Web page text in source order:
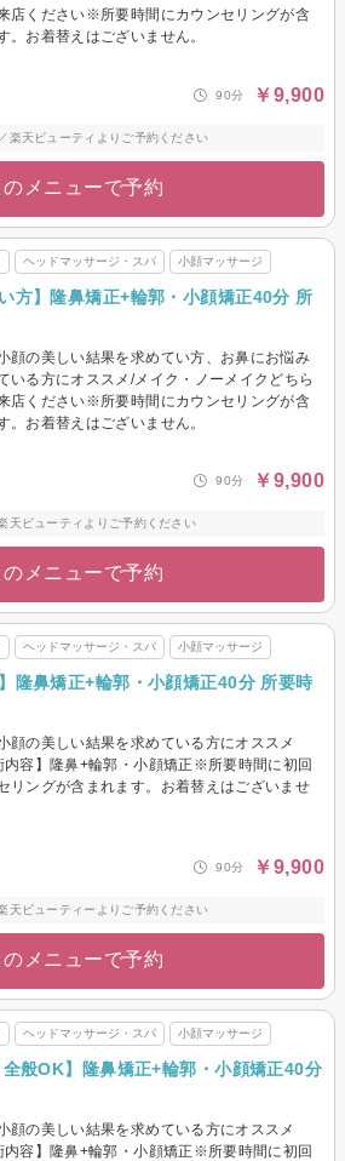
店ください※所要時間にカウンセリングが含
。お着替えはございません。
90分 ￥9,900
楽天ビューティよりご予約ください
のメニューで予約
ヘッドマッサージ・スパ 小顔マッサージ
方】隆鼻矯正+輪郭・小顔矯正40分 所
顔の美しい結果を求めてい方、お鼻にお悩み
いる方にオススメ/メイク・ノーメイクどちら
店ください※所要時間にカウンセリングが含
。お着替えはございません。
90分 ￥9,900
天ビューティよりご予約ください
のメニューで予約
ヘッドマッサージ・スパ 小顔マッサージ
隆鼻矯正+輪郭・小顔矯正40分 所要時
顔の美しい結果を求めている方にオススメ
内容】隆鼻+輪郭・小顔矯正※所要時間に初回
リングが含まれます。お着替えはございませ
90分 ￥9,900
天ビューティーよりご予約ください
のメニューで予約
ヘッドマッサージ・スパ 小顔マッサージ
全般OK】隆鼻矯正+輪郭・小顔矯正40分
顔の美しい結果を求めている方にオススメ
内容】隆鼻+輪郭・小顔矯正※所要時間に初回